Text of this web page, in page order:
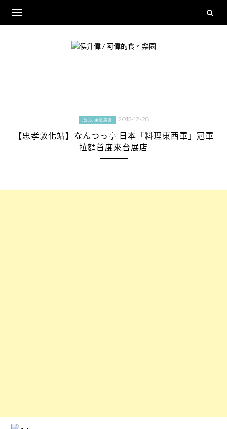
content
[台北]東區美食 2015-12-28
【忠孝敦化站】なんつっ亭:日本「料理東西軍」冠軍
拉麵首度來台展店